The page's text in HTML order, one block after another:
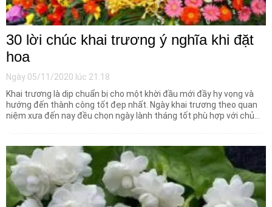
30 lời chúc khai trương ý nghĩa khi đặt
hoa
Ngày 05/11/2020 lúc 21:18
Khai trương là dịp chuẩn bị cho một khời đầu mới đầy hy vọng và
hướng đến thành công tốt đẹp nhất. Ngày khai trương theo quan
niệm xưa đến nay đều chọn ngày lành tháng tốt phù hợp với chủ